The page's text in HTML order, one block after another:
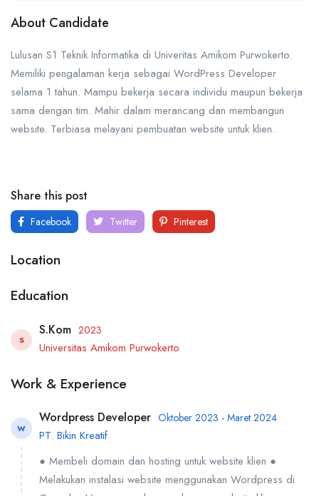
About Candidate
Lulusan S1 Teknik Informatika di Univeritas Amikom Purwokerto.
Memiliki pengalaman kerja sebagai WordPress Developer
selama 1 tahun. Mampu bekerja secara individu maupun bekerja
sama dengan tim. Mahir dalam merancang dan membangun
website. Terbiasa melayani pembuatan website untuk klien.
Share this post
Facebook Twitter Pinterest
Location
Education
S
S.Kom 2023
Universitas Amikom Purwokerto
Work & Experience
W
Wordpress Developer Oktober 2023 - Maret 2024
PT. Bikin Kreatif
● Membeli domain dan hosting untuk website klien ●
Melakukan instalasi website menggunakan Wordpress di